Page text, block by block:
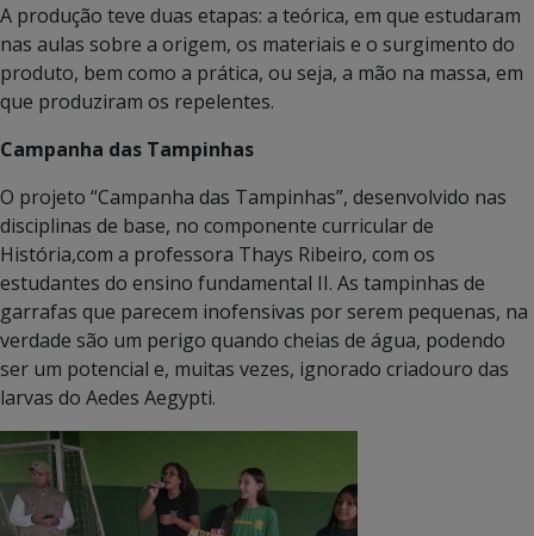
A produção teve duas etapas: a teórica, em que estudaram
nas aulas sobre a origem, os materiais e o surgimento do
produto, bem como a prática, ou seja, a mão na massa, em
que produziram os repelentes.
Campanha das Tampinhas
O projeto “Campanha das Tampinhas”, desenvolvido nas
disciplinas de base, no componente curricular de
História,com a professora Thays Ribeiro, com os
estudantes do ensino fundamental II. As tampinhas de
garrafas que parecem inofensivas por serem pequenas, na
verdade são um perigo quando cheias de água, podendo
ser um potencial e, muitas vezes, ignorado criadouro das
larvas do Aedes Aegypti.